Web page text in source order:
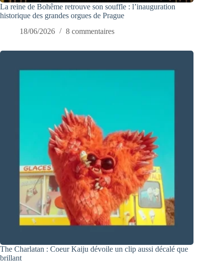
La reine de Bohême retrouve son souffle : l’inauguration
historique des grandes orgues de Prague
18/06/2026
8 commentaires
The Charlatan : Coeur Kaiju dévoile un clip aussi décalé que
brillant